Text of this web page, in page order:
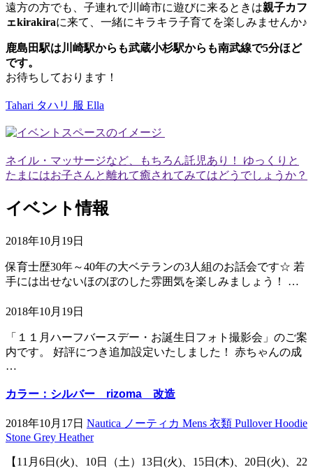
遠方の方でも、子連れで川崎市に遊びに来るときは親子カフ
ェkirakiraに来て、一緒にキラキラ子育てを楽しみませんか♪
鹿島田駅は川崎駅からも武蔵小杉駅からも南武線で5分ほど
です。
お待ちしております！
Tahari タハリ 服 Ella
ネイル・マッサージなど、もちろん託児あり！ ゆっくりと
たまにはお子さんと離れて癒されてみてはどうでしょうか？
イベント情報
2018年10月19日
保育士歴30年～40年の大ベテランの3人組のお話会です☆ 若
手には出せないほのぼのした雰囲気を楽しみましょう！ …
2018年10月19日
「１１月ハーフバースデー・お誕生日フォト撮影会」のご案
内です。 好評につき追加設定いたしました！ 赤ちゃんの成
…
カラー：シルバー rizoma 改造
2018年10月17日 Nautica ノーティカ Mens 衣類 Pullover Hoodie
Stone Grey Heather
【11月6日(火)、10日（土）13日(火)、15日(木)、20日(火)、22